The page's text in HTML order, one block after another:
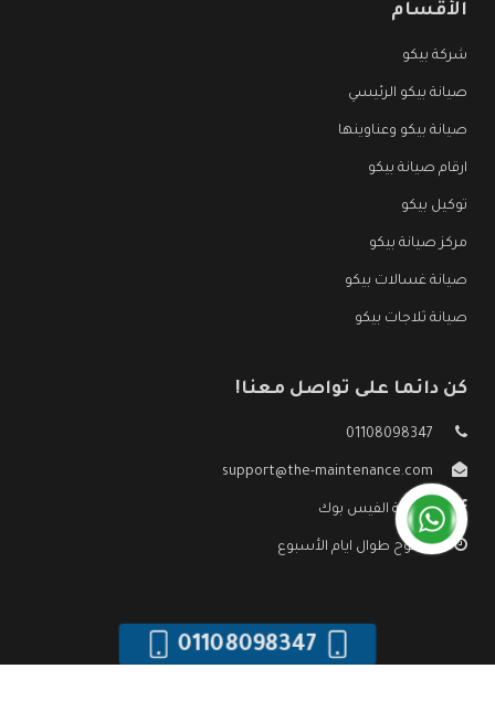
الأقسام
شركة بيكو
صيانة بيكو الرئيسي
صيانة بيكو وعناوينها
ارقام صيانة بيكو
توكيل بيكو
مركز صيانة بيكو
صيانة غسالات بيكو
صيانة ثلاجات بيكو
كن دائما على تواصل معنا!
01108098347
support@the-maintenance.com
صفحة الفيس بوك
مفتوح طوال ايام الأسبوع
01108098347